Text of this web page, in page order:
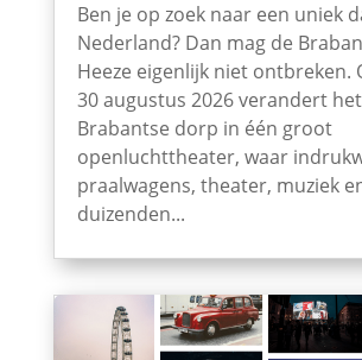
Ben je op zoek naar een uniek
Nederland? Dan mag de
Heeze eigenlijk niet ontbreken.
30 augustus 2026 verandert het
Brabantse dorp in één groot
openluchttheater, waar
praalwagens, theater, muziek
duizenden...